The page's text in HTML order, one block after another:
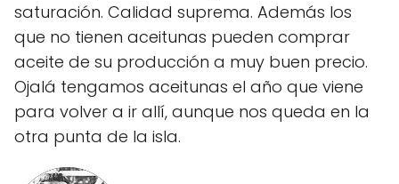
saturación. Calidad suprema. Además los
que no tienen aceitunas pueden comprar
aceite de su producción a muy buen precio.
Ojalá tengamos aceitunas el año que viene
para volver a ir allí, aunque nos queda en la
otra punta de la isla.